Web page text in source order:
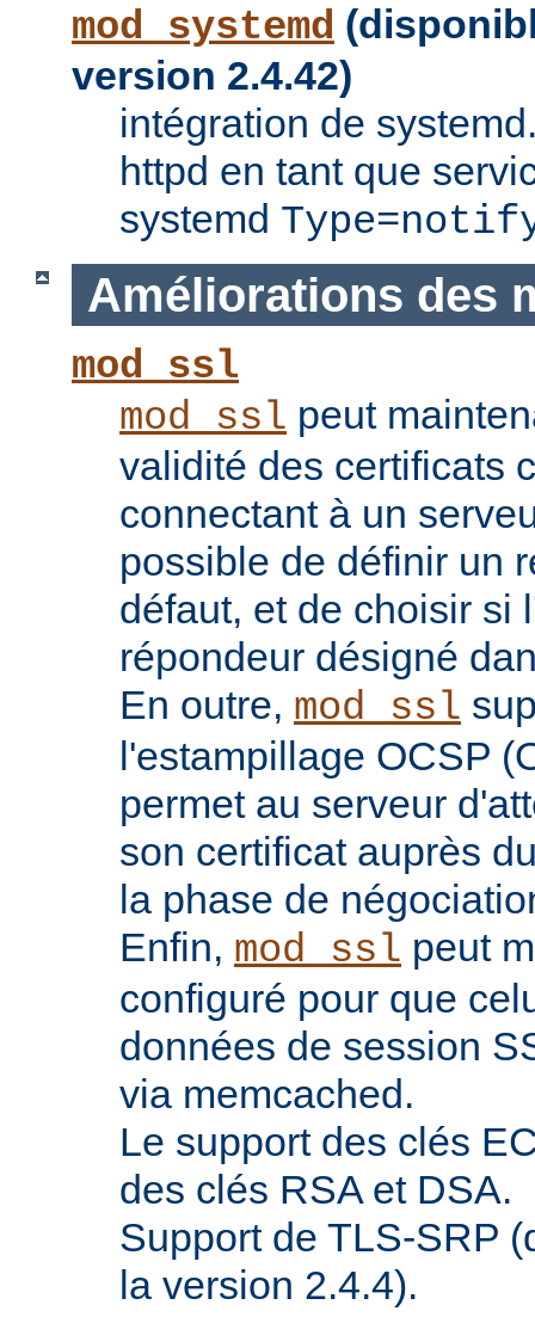
mod_systemd
version 2.4.42)
intégration de
httpd en tant que
systemd
Améliorations des
mod_ssl
mod_ssl peut
validité des certificats
connectant à un
possible de définir un
défaut, et de choisir si
répondeur désigné
En outre, mod_ssl
l'estampillage OCSP
permet au serveur
son certificat auprès
la phase de
Enfin, mod_ssl peut
configuré pour que
données de session
via memcached.
Le support des clés
des clés RSA et DSA.
Support de TLS-SRP
la version 2.4.4).